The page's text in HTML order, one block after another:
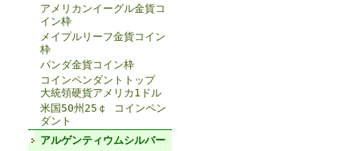
アメリカンイーグル金貨コ
イン枠
メイプルリーフ金貨コイン
枠
パンダ金貨コイン枠
コインペンダントトップ
大統領硬貨アメリカ1ドル
米国50州25￠ コインペン
ダント
アルゲンティウムシルバー